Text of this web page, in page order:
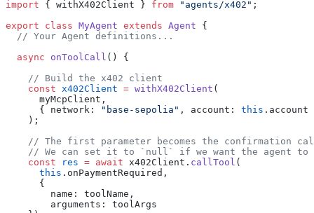
import { withX402Client } from "agents/x402" ;
export class MyAgent extends Agent {
  // Your Agent definitions...
  async
onToolCall () {
    // Build the x402 client
    const
x402Client = withX402Client (
      myMcpClient,
      { network:
"base-sepolia" , account: this .account
    );
// The first parameter becomes the confirmation
// We can set it to `null` if we want the agent to
    const
res = await x402Client. callTool (
      this
.onPaymentRequired,
      {
        name: toolName,
        arguments: toolArgs